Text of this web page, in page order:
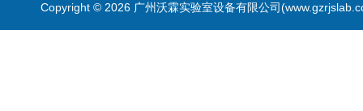
Copyright © 2026 广州沃霖实验室设备有限公司